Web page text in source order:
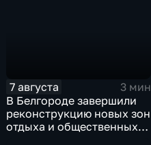
7 августа
3 мин
В Белгороде завершили
реконструкцию новых зон
отдыха и общественных